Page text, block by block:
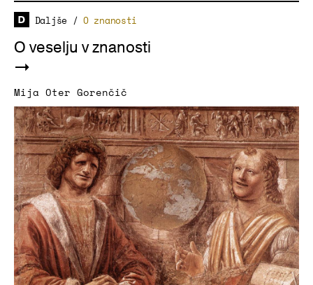
Daljše /O znanosti
O veselju v znanosti
Mija Oter Gorenčič